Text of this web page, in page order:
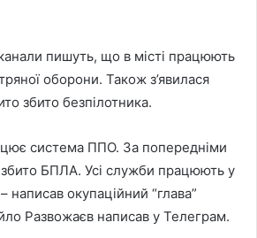
пишуть, що в місті працюють
оборони. Також з’явилася
збито безпілотника.
система ППО. За попередніми
БПЛА. Усі служби працюють у
написав окупаційний “глава”
Развожаєв написав у Телеграм.